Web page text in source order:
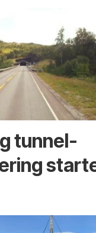
tunnel­